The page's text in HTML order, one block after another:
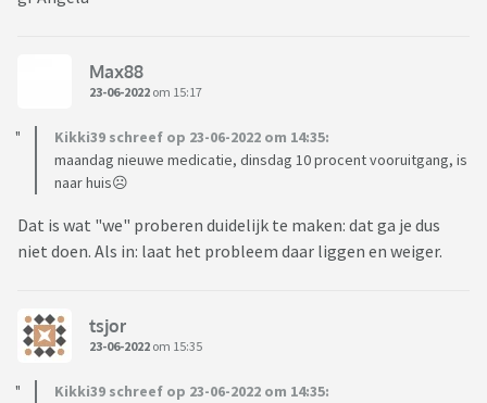
Max88
23-06-2022 om 15:17
Kikki39 schreef op 23-06-2022 om 14:35:
maandag nieuwe medicatie, dinsdag 10 procent vooruitgang, is
naar huis☹️
Dat is wat "we" proberen duidelijk te maken: dat ga je dus
niet doen. Als in: laat het probleem daar liggen en weiger.
tsjor
23-06-2022 om 15:35
Kikki39 schreef op 23-06-2022 om 14:35: